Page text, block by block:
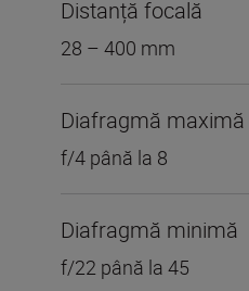
Distanță focală
28 – 400 mm
Diafragmă maximă
f/4 până la 8
Diafragmă minimă
f/22 până la 45